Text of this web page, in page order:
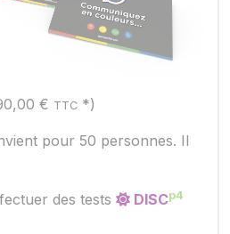
€ TTC *)
pour 50 personnes. Il
des tests DISCp4